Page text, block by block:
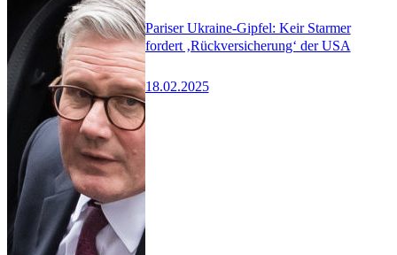
Pariser Ukraine-Gipfel: Keir Starmer
fordert ‚Rückversicherung‘ der USA
18.02.2025